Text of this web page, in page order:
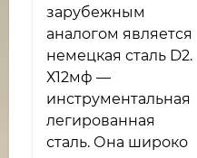
зарубежным
аналогом является
немецкая сталь D2.
Х12мф —
инструментальная
легированная
сталь. Она широко